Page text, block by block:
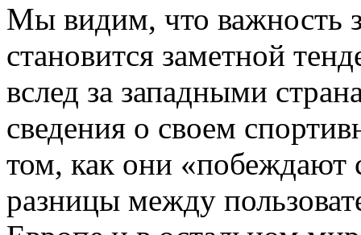
Мы видим, что важность
становится заметной
вслед за западными
сведения о своем
том, как они «побеждают
разницы между